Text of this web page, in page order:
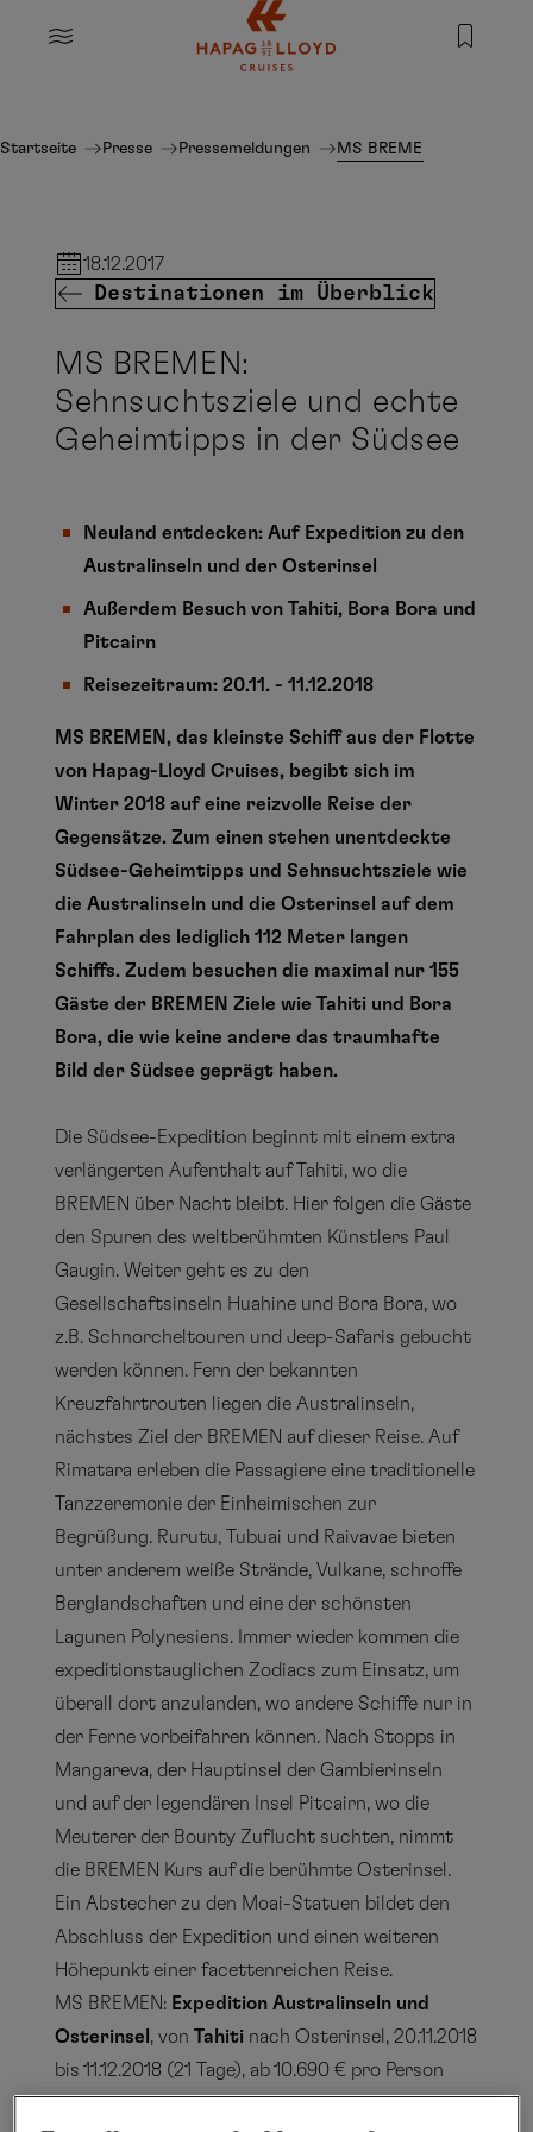
Springe zum Hauptinhalt
MENU
Startseite Presse Pressemeldungen MS BREMEN:
18.12.2017
Destinationen im Überblick
MS BREMEN:
Sehnsuchtsziele und echte
Geheimtipps in der Südsee
Neuland entdecken: Auf Expedition zu den
Australinseln und der Osterinsel
Außerdem Besuch von Tahiti, Bora Bora und
Pitcairn
Reisezeitraum: 20.11. - 11.12.2018
MS BREMEN, das kleinste Schiff aus der Flotte
von Hapag-Lloyd Cruises, begibt sich im
Winter 2018 auf eine reizvolle Reise der
Gegensätze. Zum einen stehen unentdeckte
Südsee-Geheimtipps und Sehnsuchtsziele wie
die Australinseln und die Osterinsel auf dem
Fahrplan des lediglich 112 Meter langen
Schiffs. Zudem besuchen die maximal nur 155
Gäste der BREMEN Ziele wie Tahiti und Bora
Bora, die wie keine andere das traumhafte
Bild der Südsee geprägt haben.
Die Südsee-Expedition beginnt mit einem extra
verlängerten Aufenthalt auf Tahiti, wo die
BREMEN über Nacht bleibt. Hier folgen die Gäste
den Spuren des weltberühmten Künstlers Paul
Gaugin. Weiter geht es zu den
Gesellschaftsinseln Huahine und Bora Bora, wo
z.B. Schnorcheltouren und Jeep-Safaris gebucht
werden können. Fern der bekannten
Kreuzfahrtrouten liegen die Australinseln,
nächstes Ziel der BREMEN auf dieser Reise. Auf
Rimatara erleben die Passagiere eine traditionelle
Tanzzeremonie der Einheimischen zur
Begrüßung. Rurutu, Tubuai und Raivavae bieten
unter anderem weiße Strände, Vulkane, schroffe
Berglandschaften und eine der schönsten
Lagunen Polynesiens. Immer wieder kommen die
expeditionstauglichen Zodiacs zum Einsatz, um
überall dort anzulanden, wo andere Schiffe nur in
der Ferne vorbeifahren können. Nach Stopps in
Mangareva, der Hauptinsel der Gambierinseln
und auf der legendären Insel Pitcairn, wo die
Meuterer der Bounty Zuflucht suchten, nimmt
die BREMEN Kurs auf die berühmte Osterinsel.
Ein Abstecher zu den Moai-Statuen bildet den
Abschluss der Expedition und einen weiteren
Höhepunkt einer facettenreichen Reise.
MS BREMEN: Expedition Australinseln und
Osterinsel , von Tahiti nach Osterinsel, 20.11.2018
bis 11.12.2018 (21 Tage), ab 10.690 € pro Person
inkl. An- und Abreisepaket